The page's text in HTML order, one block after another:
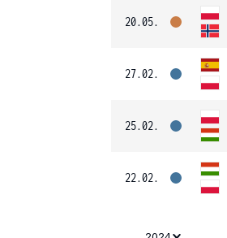
20.05.
27.02.
25.02.
22.02.